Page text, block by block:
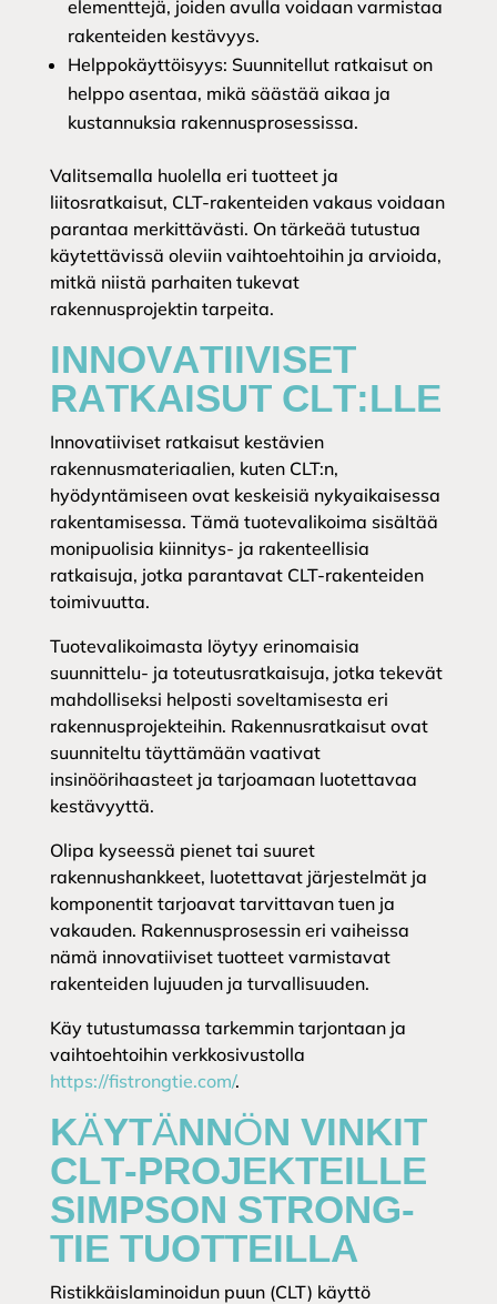
elementtejä, joiden avulla voidaan varmistaa
rakenteiden kestävyys.
Helppokäyttöisyys: Suunnitellut ratkaisut on
helppo asentaa, mikä säästää aikaa ja
kustannuksia rakennusprosessissa.
Valitsemalla huolella eri tuotteet ja
liitosratkaisut, CLT-rakenteiden vakaus voidaan
parantaa merkittävästi. On tärkeää tutustua
käytettävissä oleviin vaihtoehtoihin ja arvioida,
mitkä niistä parhaiten tukevat
rakennusprojektin tarpeita.
INNOVATIIVISET
RATKAISUT CLT:LLE
Innovatiiviset ratkaisut kestävien
rakennusmateriaalien, kuten CLT:n,
hyödyntämiseen ovat keskeisiä nykyaikaisessa
rakentamisessa. Tämä tuotevalikoima sisältää
monipuolisia kiinnitys- ja rakenteellisia
ratkaisuja, jotka parantavat CLT-rakenteiden
toimivuutta.
Tuotevalikoimasta löytyy erinomaisia
suunnittelu- ja toteutusratkaisuja, jotka tekevät
mahdolliseksi helposti soveltamisesta eri
rakennusprojekteihin. Rakennusratkaisut ovat
suunniteltu täyttämään vaativat
insinöörihaasteet ja tarjoamaan luotettavaa
kestävyyttä.
Olipa kyseessä pienet tai suuret
rakennushankkeet, luotettavat järjestelmät ja
komponentit tarjoavat tarvittavan tuen ja
vakauden. Rakennusprosessin eri vaiheissa
nämä innovatiiviset tuotteet varmistavat
rakenteiden lujuuden ja turvallisuuden.
Käy tutustumassa tarkemmin tarjontaan ja
vaihtoehtoihin verkkosivustolla
https://fistrongtie.com/.
KÄYTÄNNÖN VINKIT
CLT-PROJEKTEILLE
SIMPSON STRONG-
TIE TUOTTEILLA
Ristikkäislaminoidun puun (CLT) käyttö